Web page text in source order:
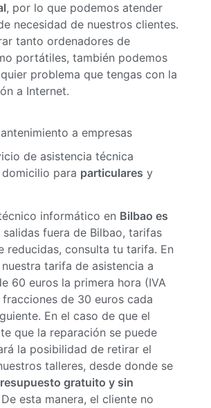
, por lo que podemos atender
necesidad de nuestros clientes.
tanto ordenadores de
portátiles, también podemos
problema que tengas con la
a Internet.
de asistencia técnica
para particulares y
informático en Bilbao es
salidas fuera de Bilbao, tarifas
reducidas, consulta tu tarifa. En
tarifa de asistencia a
60 euros la primera hora (IVA
de 30 euros cada
En el caso de que el
que la reparación se puede
la posibilidad de retirar el
talleres, desde donde se
gratuito y sin
De esta manera, el cliente no